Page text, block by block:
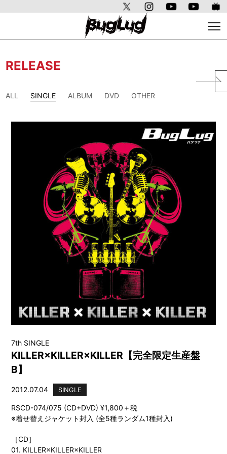
RELEASE
ALL SINGLE ALBUM DVD OTHER
7th SINGLE
KILLER×KILLER×KILLER【完全限定生産盤
B】
2012.07.04 SINGLE
RSCD-074/075 (CD+DVD) ¥1,800＋税
※着せ替えジャケット封入 (全5種ランダム1種封入)
［CD］
01. KILLER×KILLER×KILLER